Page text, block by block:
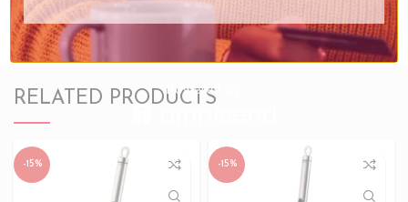
SHIPPING & DELIVERY
RELATED PRODUCTS
-15% -15%